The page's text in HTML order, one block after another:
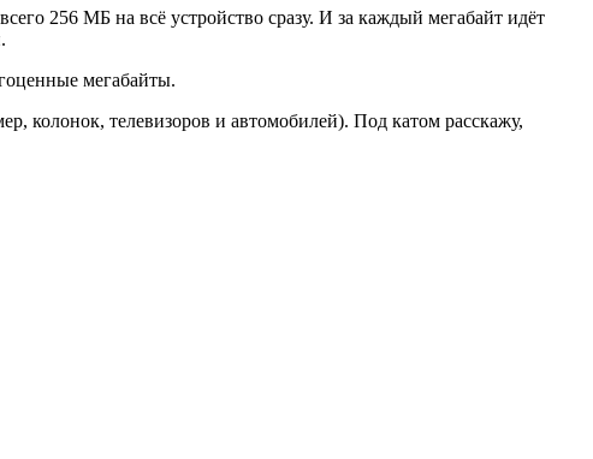
256 МБ на всё устройство сразу. И за каждый мегабайт идёт
мегабайты.
колонок, телевизоров и автомобилей). Под катом расскажу,